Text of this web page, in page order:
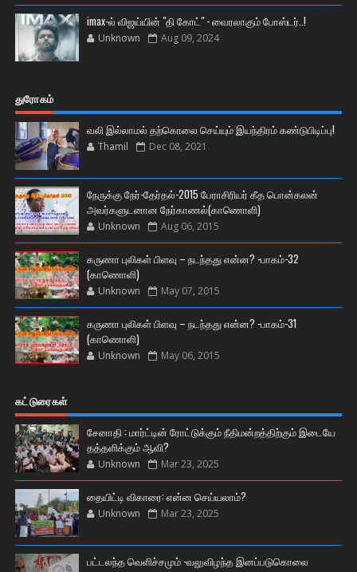
imax-ல் விஜய்யின் "தி கோட்" - வைரலாகும் போஸ்டர்..!
Unknown Aug 09, 2024
துரோகம்
வலி இல்லாமல் தற்கொலை செய்யும் இயந்திரம் கண்டுபிடிப்பு!
Thamil Dec 08, 2021
நேருக்கு நேர்-தேர்தல்-2015 பேராசிரியர் கீத பொன்கலன்
அவர்களுடனான நேர்காணல்(காணொளி)
Unknown Aug 06, 2015
கருணா புலிகள் பிளவு – நடந்தது என்ன? -பாகம்-32
(காணொளி)
Unknown May 07, 2015
கருணா புலிகள் பிளவு – நடந்தது என்ன? -பாகம்-31
(காணொளி)
Unknown May 06, 2015
கட்டுரைகள்
சேனாதி : மார்ட்டின் ரோட்டுக்கும் நீதிமன்றத்திற்கும் இடையே
தத்தளிக்கும் ஆவி?
Unknown Mar 23, 2025
தையிட்டி விகாரை: என்ன செய்யலாம்?
Unknown Mar 23, 2025
பட்டலந்த வெளிச்சமும் -வலுவிழந்த இனப்படுகொலை